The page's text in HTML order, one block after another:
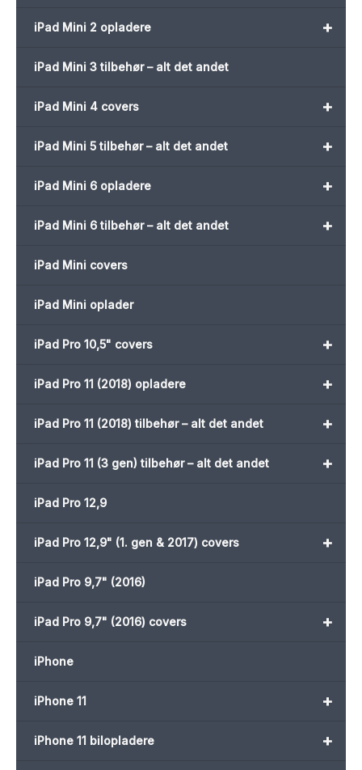
+
iPad Mini 2 opladere
iPad Mini 3 tilbehør – alt det andet
+
iPad Mini 4 covers
+
iPad Mini 5 tilbehør – alt det andet
+
iPad Mini 6 opladere
+
iPad Mini 6 tilbehør – alt det andet
iPad Mini covers
iPad Mini oplader
+
iPad Pro 10,5" covers
+
iPad Pro 11 (2018) opladere
+
iPad Pro 11 (2018) tilbehør – alt det andet
+
iPad Pro 11 (3 gen) tilbehør – alt det andet
iPad Pro 12,9
+
iPad Pro 12,9" (1. gen & 2017) covers
iPad Pro 9,7" (2016)
+
iPad Pro 9,7" (2016) covers
iPhone
+
iPhone 11
+
iPhone 11 bilopladere